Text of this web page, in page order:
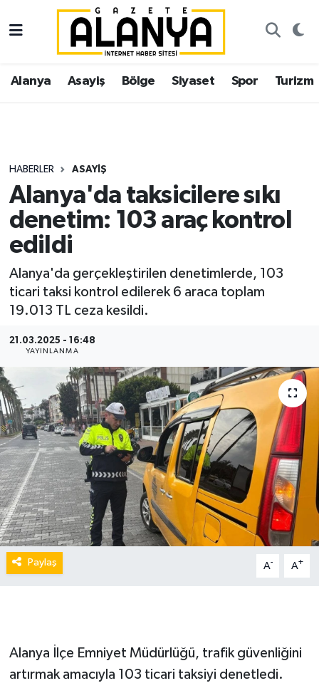
Alanya Asayiş Bölge Siyaset Spor Turizm
HABERLER ASAYIŞ
Alanya'da taksicilere sıkı
denetim: 103 araç kontrol
edildi
Alanya'da gerçekleştirilen denetimlerde, 103
ticari taksi kontrol edilerek 6 araca toplam
19.013 TL ceza kesildi.
21.03.2025 - 16:48
YAYINLANMA
Paylaş A- A+
Alanya İlçe Emniyet Müdürlüğü, trafik güvenliğini
artırmak amacıyla 103 ticari taksiyi denetledi.
Alanya
Asayiş
Siyaset
Spor
Turizm
Ekonomi
Gazipaşa
İstanbul Nöbetçi Eczaneler
İstanbul Hava Durumu
Süper Lig Puan Durumu ve Fikstür
Tüm Manşetler
Son Dakika Haberleri
Haber Arşivi